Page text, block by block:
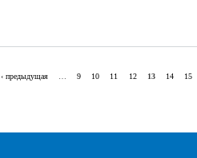
‹ предыдущая 9 10 11 12 13 14 15